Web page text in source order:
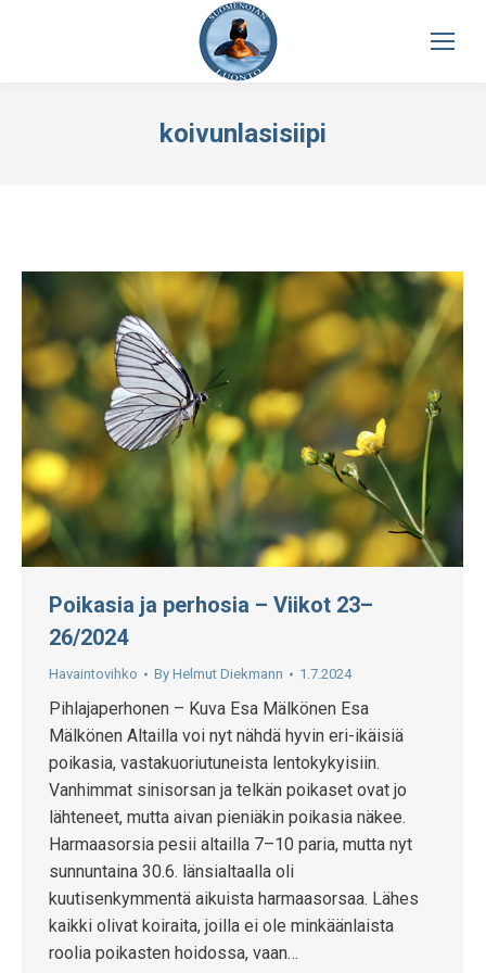
koivunlasisiipi
Poikasia ja perhosia – Viikot 23–
26/2024
Havaintovihko By Helmut Diekmann 1.7.2024
Pihlajaperhonen – Kuva Esa Mälkönen Esa
Mälkönen Altailla voi nyt nähdä hyvin eri-ikäisiä
poikasia, vastakuoriutuneista lentokykyisiin.
Vanhimmat sinisorsan ja telkän poikaset ovat jo
lähteneet, mutta aivan pieniäkin poikasia näkee.
Harmaasorsia pesii altailla 7–10 paria, mutta nyt
sunnuntaina 30.6. länsialtaalla oli
kuutisenkymmentä aikuista harmaasorsaa. Lähes
kaikki olivat koiraita, joilla ei ole minkäänlaista
roolia poikasten hoidossa, vaan…